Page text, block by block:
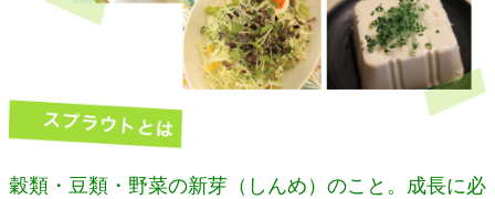
穀類・豆類・野菜の新芽（しんめ）のこと。成長に必